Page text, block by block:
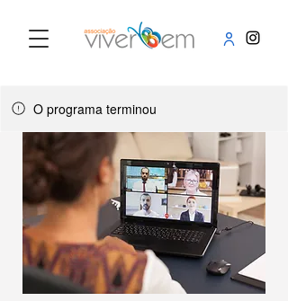
O programa terminou